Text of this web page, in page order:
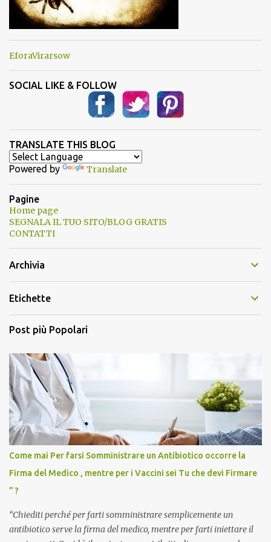
EforaVirarsow
SOCIAL LIKE & FOLLOW
TRANSLATE THIS BLOG
Powered by Translate
Pagine
Home page
SEGNALA IL TUO SITO/BLOG GRATIS
CONTATTI
Archivia
Etichette
Post più Popolari
Come mai Per farsi Somministrare un Antibiotico occorre la
Firma del Medico , mentre per i Vaccini sei Tu che devi Firmare
” ?
“Chiediti perché per farti somministrare semplicemente un
antibiotico serve la firma del medico, mentre per farti iniettare il